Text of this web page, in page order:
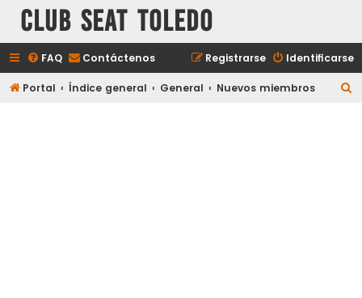
Club Seat Toledo
FAQ Contáctenos Identificarse
Registrarse
Portal Índice general General Nuevos miembros